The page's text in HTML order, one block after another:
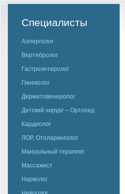
Специалисты
Аллерголог
Вертебролог
Гастроэнтеролог
Гинеколог
Дерматовенеролог
Детский хирург – Ортопед
Кардиолог
ЛОР, Отоларинголог
Мануальный терапевт
Массажист
Нарколог